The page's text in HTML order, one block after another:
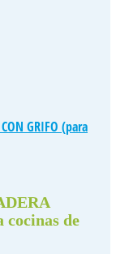
GRIFO (para
de